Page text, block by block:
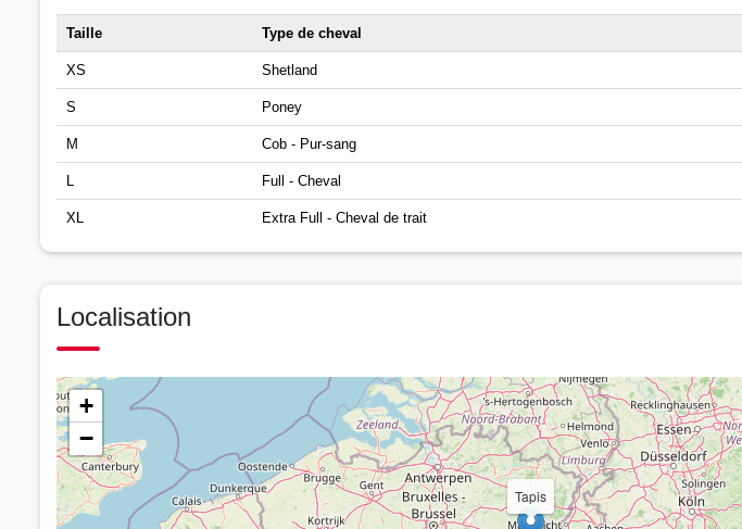
Taille Type de cheval
XS Shetland
S Poney
M Cob - Pur-sang
Full - Cheval
XL Extra Full - Cheval de trait
Localisation
Tapis
+
−